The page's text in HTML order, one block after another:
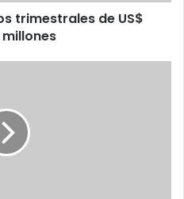
trimestrales de US$
millones